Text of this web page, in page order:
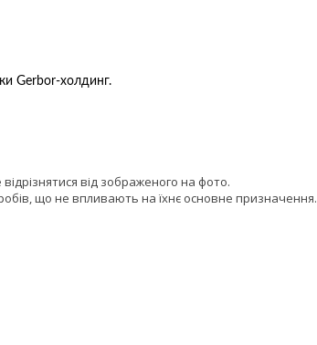
Gerbor-холдинг.
від зображеного на фото.
що не впливають на їхнє основне призначення.